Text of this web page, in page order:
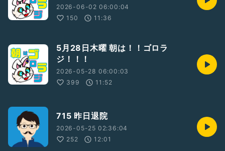
2026-06-02 06:00:04
150
11:36
5月28日木曜 朝は！！ゴロラ
ジ！！！
2026-05-28 06:00:03
399
11:52
715 昨日退院
2026-05-25 02:36:04
252
12:01